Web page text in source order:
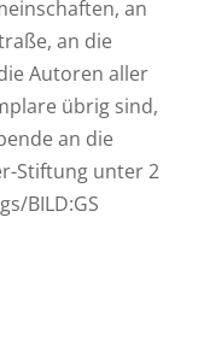
an
an die
Autoren aller
übrig sind,
an die
Stiftung unter 2
BILD:GS